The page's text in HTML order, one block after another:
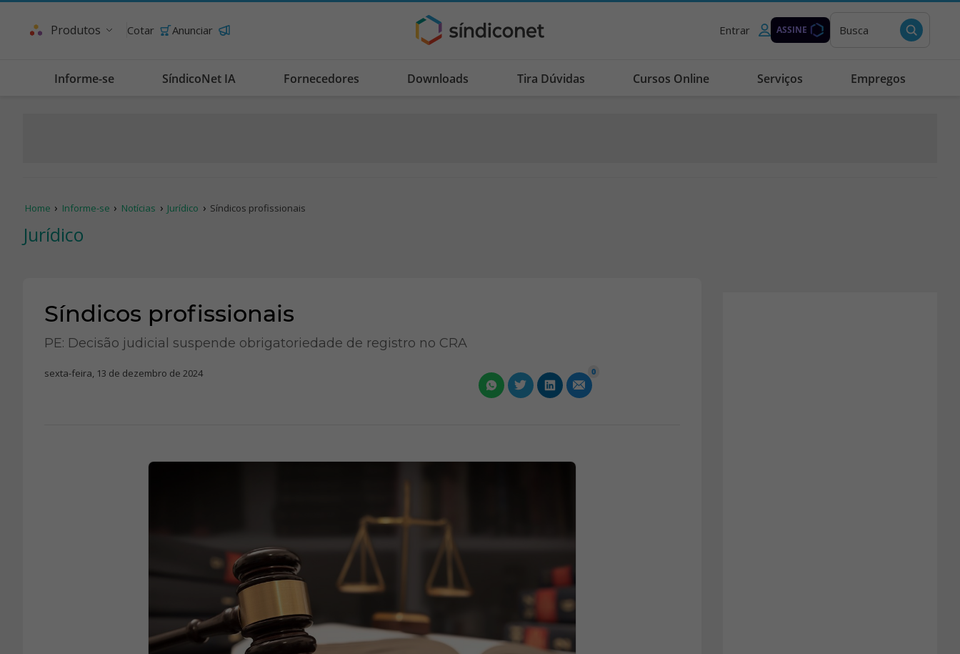
Produtos Cotar Anunciar Entrar ASSINE Busca
Informe-se SíndicoNet IA Fornecedores Downloads Tira Dúvidas Cursos Online Serviços Empregos
Home Informe-se Notícias Jurídico Síndicos profissionais
Jurídico
Síndicos profissionais
PE: Decisão judicial suspende obrigatoriedade de registro no CRA
sexta-feira, 13 de dezembro de 2024 0